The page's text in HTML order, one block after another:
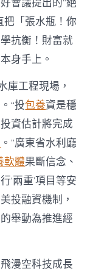
把「張水瓶！你
抗衡！財富就
身手上。
工程現場，
“投包養資是穩
資估計將完成
。”廣東省水利廳
軟體果斷信念、
‘兩重’項目等安
投融資機制，
舉動為推進經
漫空科技成長